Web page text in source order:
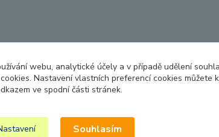
webu, analytické účely a v případě udělení
Nastavení vlastních preferencí cookies můžete
ve spodní části stránek.
Souhlasím